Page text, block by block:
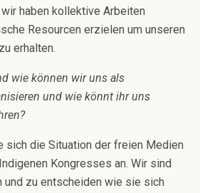
haben kollektive Arbeiten
Resourcen erzielen um unseren
erhalten.
wie können wir uns als
und wie könnt ihr uns
sich die Situation der freien Medien
Kongresses an. Wir sind
und zu entscheiden wie sie sich